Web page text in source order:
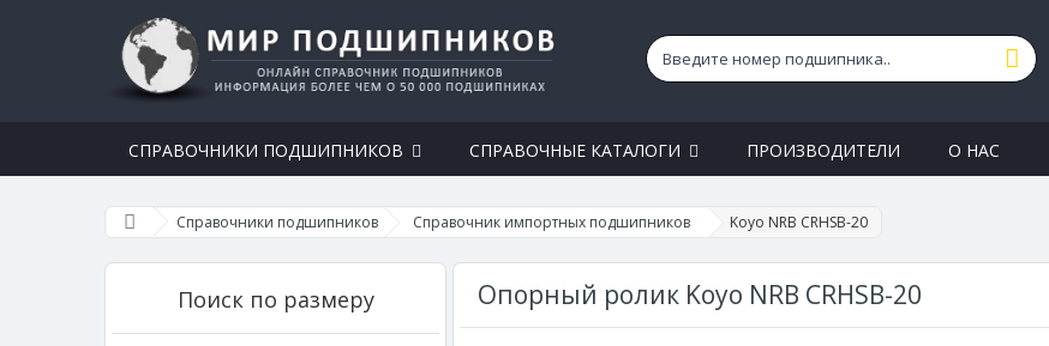
СПРАВОЧНИКИ ПОДШИПНИКОВ СПРАВОЧНЫЕ КАТАЛОГИ ПРОИЗВОДИТЕЛИ О НАС
Справочники подшипников Справочник импортных подшипников Koyo NRB CRHSB-20
Поиск по размеру Опорный ролик Koyo NRB CRHSB-20